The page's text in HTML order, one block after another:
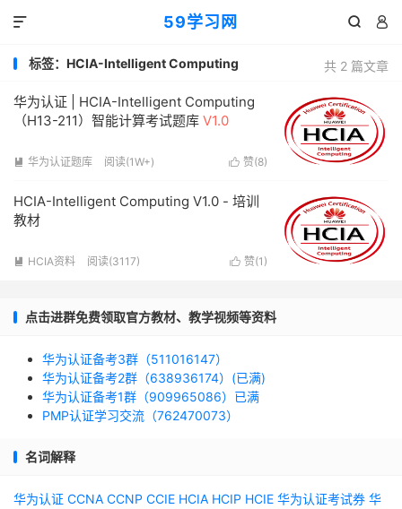
59学习网  

共 2 篇文章
标签：HCIA-Intelligent Computing
华为认证 | HCIA-Intelligent Computing
（H13-211）智能计算考试题库 V1.0
 赞(8)
 华为认证题库 阅读(1W+)
HCIA-Intelligent Computing V1.0 - 培训
教材
 赞(1 )
 HCIA资料 阅读(3117)
点击进群免费领取官方教材、教学视频等资料
华为认证备考3群（511016147）
华为认证备考2群（638936174）(已满)
华为认证备考1群（909965086）已满
PMP认证学习交流（762470073）
名词解释
华为认证 CCNA CCNP CCIE HCIA HCIP HCIE 华为认证考试券 华